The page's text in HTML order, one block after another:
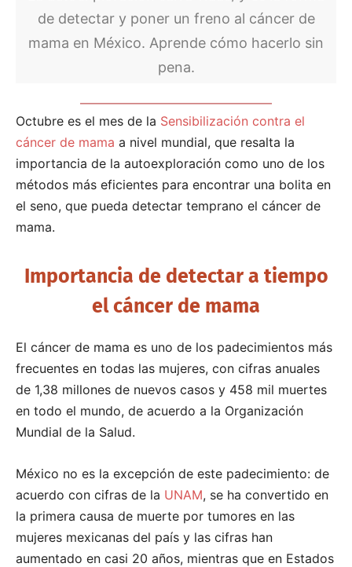
de detectar y poner un freno al cáncer de
mama en México. Aprende cómo hacerlo sin
pena.
Octubre es el mes de la Sensibilización contra el
cáncer de mama a nivel mundial, que resalta la
importancia de la autoexploración como uno de los
métodos más eficientes para encontrar una bolita en
el seno, que pueda detectar temprano el cáncer de
mama.
Importancia de detectar a tiempo
el cáncer de mama
El cáncer de mama es uno de los padecimientos más
frecuentes en todas las mujeres, con cifras anuales
de 1,38 millones de nuevos casos y 458 mil muertes
en todo el mundo, de acuerdo a la Organización
Mundial de la Salud.
México no es la excepción de este padecimiento: de
acuerdo con cifras de la UNAM, se ha convertido en
la primera causa de muerte por tumores en las
mujeres mexicanas del país y las cifras han
aumentado en casi 20 años, mientras que en Estados